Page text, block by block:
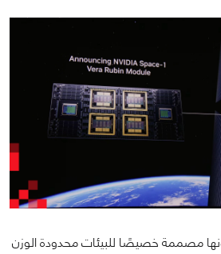
مصممة خصيصًا للبيئات محدودة الوزن